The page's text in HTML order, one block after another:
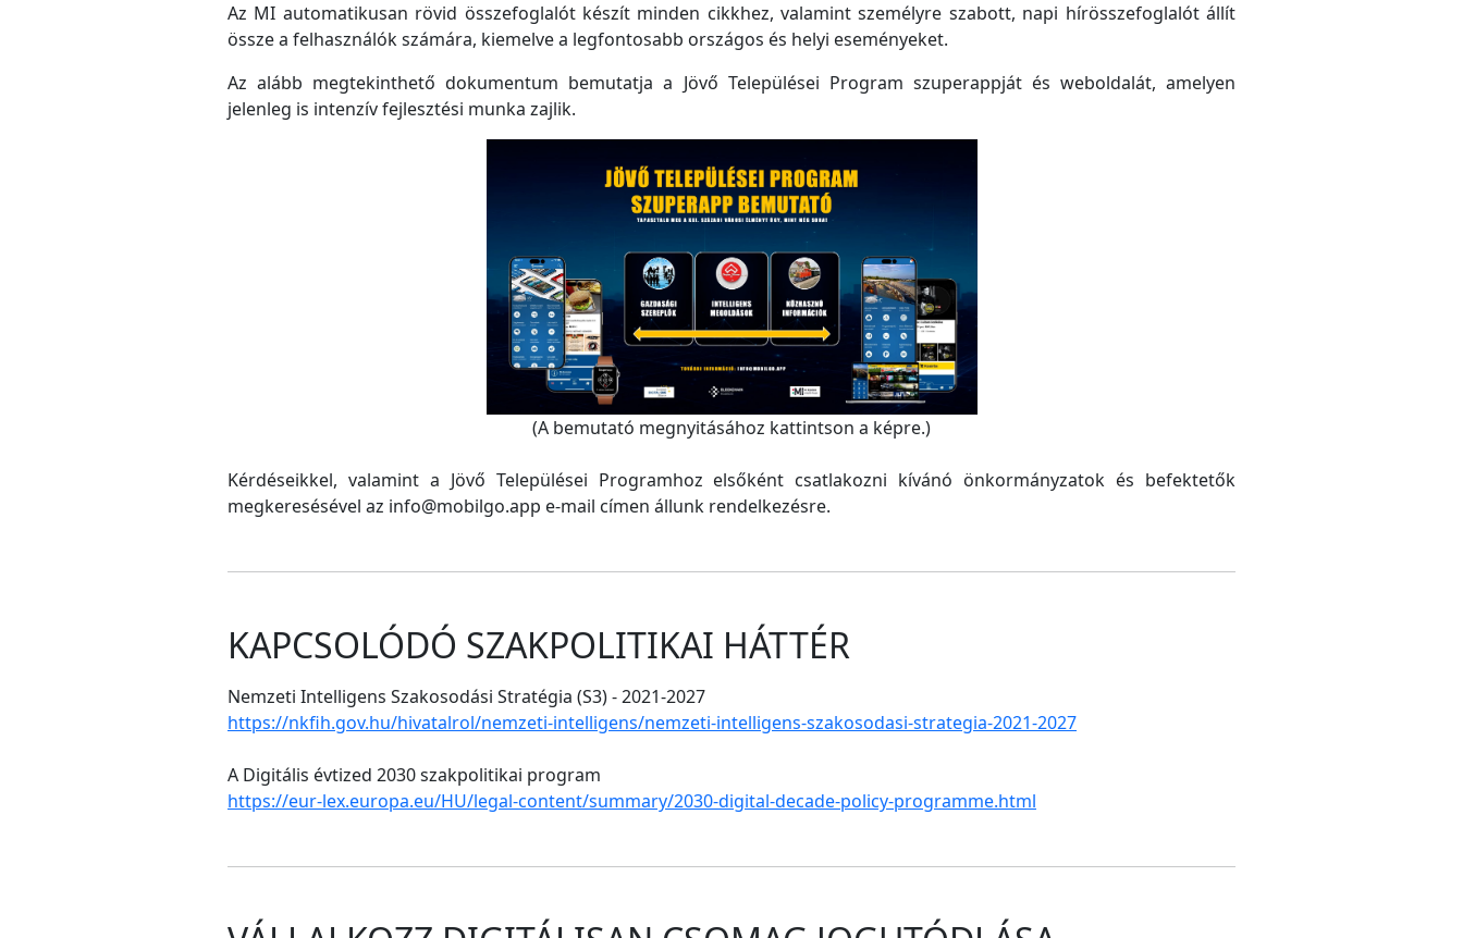
Az MI automatikusan rövid összefoglalót készít minden cikkhez, valamint személyre szabott, napi hírösszefoglalót állít
össze a felhasználók számára, kiemelve a legfontosabb országos és helyi eseményeket.
Az alább megtekinthető dokumentum bemutatja a Jövő Települései Program szuperappját és weboldalát, amelyen
jelenleg is intenzív fejlesztési munka zajlik.
(A bemutató megnyitásához kattintson a képre.)
Kérdéseikkel, valamint a Jövő Települései Programhoz elsőként csatlakozni kívánó önkormányzatok és befektetők
megkeresésével az info@mobilgo.app e-mail címen állunk rendelkezésre.
KAPCSOLÓDÓ SZAKPOLITIKAI HÁTTÉR
Nemzeti Intelligens Szakosodási Stratégia (S3) - 2021-2027
https://nkfih.gov.hu/hivatalrol/nemzeti-intelligens/nemzeti-intelligens-szakosodasi-strategia-2021-2027
A Digitális évtized 2030 szakpolitikai program
https://eur-lex.europa.eu/HU/legal-content/summary/2030-digital-decade-policy-programme.html